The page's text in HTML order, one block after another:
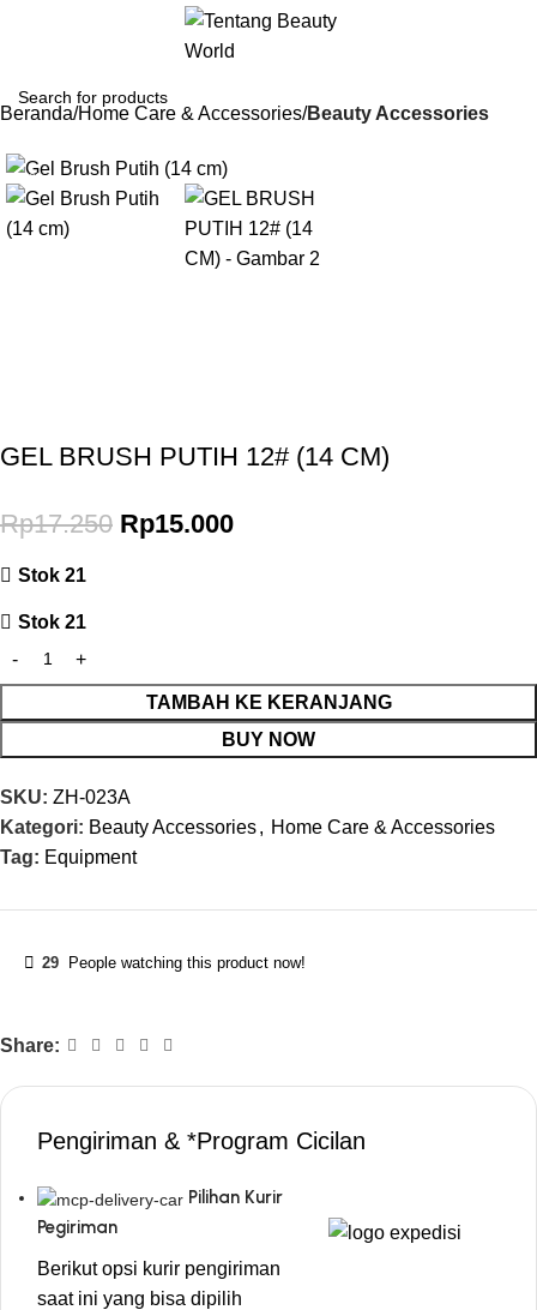
Beranda Home Care & Accessories Beauty Accessories
-13%
GEL BRUSH PUTIH 12# (14 CM)
Rp17.250 Rp15.000
Stok 21
Stok 21
TAMBAH KE KERANJANG
BUY NOW
SKU: ZH-023A
Kategori: Beauty Accessories, Home Care & Accessories
Tag: Equipment
29 People watching this product now!
Share:
Pengiriman & *Program Cicilan
Pilihan Kurir
Pegiriman
Berikut opsi kurir pengiriman
saat ini yang bisa dipilih